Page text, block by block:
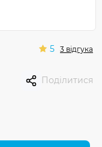
5 3 відгука
Поділитися